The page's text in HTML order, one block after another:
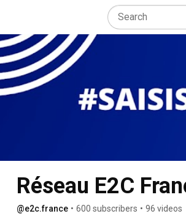
Réseau E2C
@e2c.france • 600 subscribers • 96 videos